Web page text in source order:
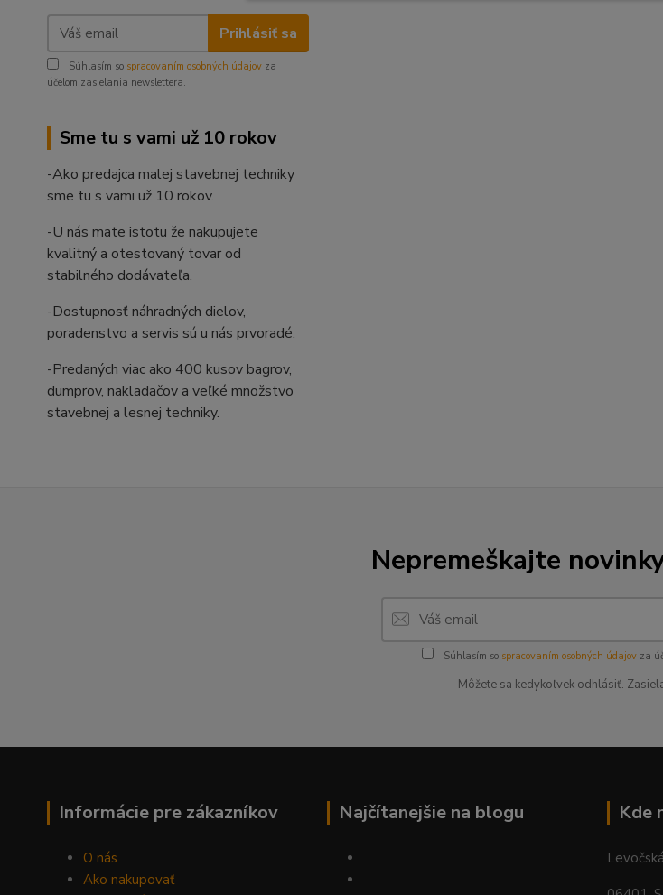
Prihlásiť sa
Súhlasím so spracovaním osobných údajov za
účelom zasielania newslettera.
Sme tu s vami už 10 rokov
-Ako predajca malej stavebnej techniky
sme tu s vami už 10 rokov.
-U nás mate istotu že nakupujete
kvalitný a otestovaný tovar od
stabilného dodávateľa.
-Dostupnosť náhradných dielov,
poradenstvo a servis sú u nás prvoradé.
-Predaných viac ako 400 kusov bagrov,
dumprov, nakladačov a veľké množstvo
stavebnej a lesnej techniky.
Nepremeškajte
Súhlasím so spracovaním osobných údajovza
Môžete sa kedykoľvek odhlásiť.
Informácie pre zákazníkov
O nás
Ako nakupovať
Najčítanejšie na blogu Kde